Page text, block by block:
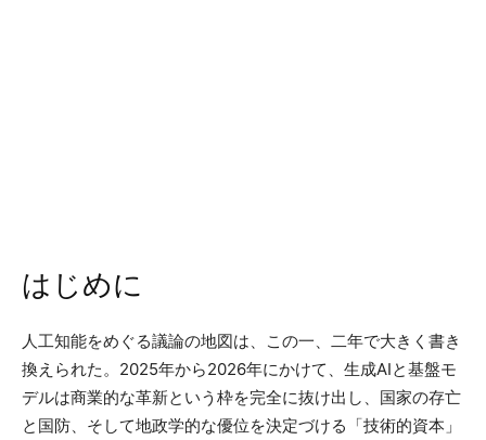
はじめに
人工知能をめぐる議論の地図は、この一、二年で大きく書き
換えられた。2025年から2026年にかけて、生成AIと基盤モ
デルは商業的な革新という枠を完全に抜け出し、国家の存亡
と国防、そして地政学的な優位を決定づける「技術的資本」